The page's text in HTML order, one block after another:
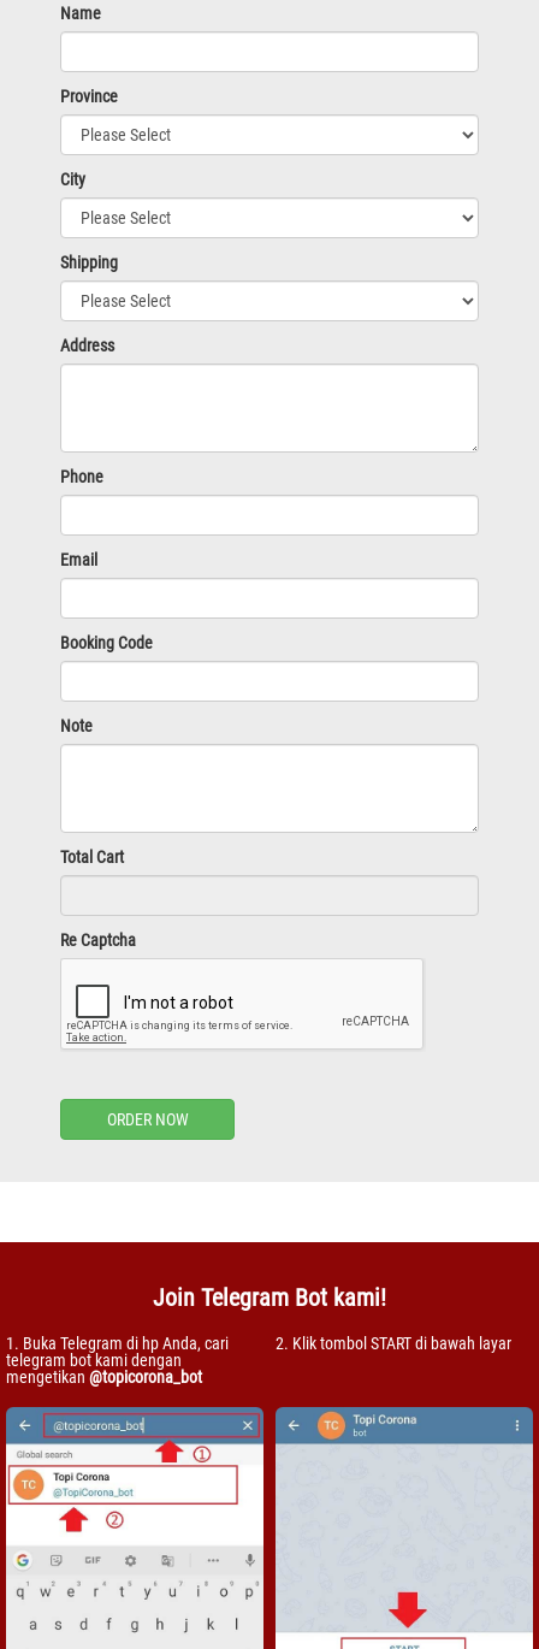
Name
Province
City
Shipping
Address
Phone
Email
Booking Code
Note
Total Cart
Re Captcha
ORDER NOW
Join Telegram Bot kami!
1. Buka Telegram di hp Anda, cari
telegram bot kami dengan
mengetikan @topicorona_bot
2. Klik tombol START di bawah layar